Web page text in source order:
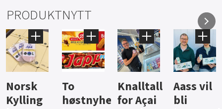
PRODUKTNYTT
Norsk
Kylling
To
høstnyheter
Knalltall
for Açai
Aass vil
bli